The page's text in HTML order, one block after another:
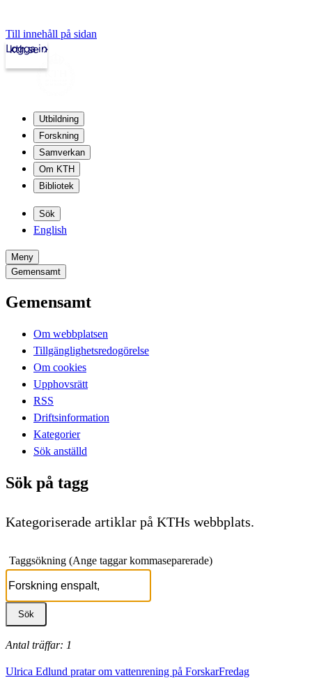
Till innehåll på sidan
kth.se
Logga in
Utbildning
Forskning
Samverkan
Om KTH
Bibliotek
Sök
English
Meny
Gemensamt
Gemensamt
Om webbplatsen
Tillgänglighetsredogörelse
Om cookies
Upphovsrätt
RSS
Driftsinformation
Kategorier
Sök anställd
Sök på tagg
Kategoriserade artiklar på KTHs webbplats.
Taggsökning (Ange taggar kommaseparerade)
Antal träffar: 1
Ulrica Edlund pratar om vattenrening på ForskarFredag